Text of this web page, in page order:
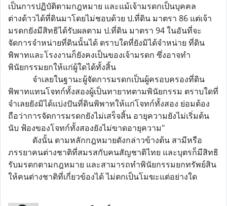
เป็นการปฏิบัติตามกฎหมาย และแม้เจ้ามรดกเป็นบุคคล
ต่างด้าวได้ที่ดินมาโดยไม่ชอบด้วย ป.ที่ดิน มาตรา 86 แต่เจ้า
มรดกยังมีสิทธิได้รับผลตาม ป.ที่ดิน มาตรา 94 ในอันที่จะ
จัดการจำหน่ายที่ดินนั้นได้ ตราบใดที่ยังมิได้จำหน่าย ที่ดิน
พิพาทและโรงงานก็ยังคงเป็นของเจ้ามรดก ซึ่งอาจทำ
พินัยกรรมยกให้แก่ผู้ใดได้ทั้งสิ้น
จำเลยในฐานะผู้จัดการมรดกเป็นผู้ครอบครองที่ดิน
พิพาทแทนโจทก์ทั้งสองผู้เป็นทายาทตามพินัยกรรม ตราบใดที่
จำเลยยังมิได้แบ่งปันที่ดินพิพาทให้แก่โจทก์ทั้งสอง ย่อมต้อง
ถือว่าการจัดการมรดกยังไม่เสร็จสิ้น อายุความยังไม่เริ่มต้น
นับ ฟ้องของโจทก์ทั้งสองยังไม่ขาดอายุความ"
ดังนั้น ตามหลักกฎหมายดังกล่าวข้างต้น สามีหรือ
ภรรยาคนต่างชาติที่สมรสกับคนสัญชาติไทย และบุตรก็มีสิทธิ
รับมรดกตามกฎหมาย และสามารถทำพินัยกรรมยกทรัพย์สิน
ให้คนต่างชาติที่เกี่ยวข้องได้ ไม่ตกเป็นโมฆะแต่อย่างใด